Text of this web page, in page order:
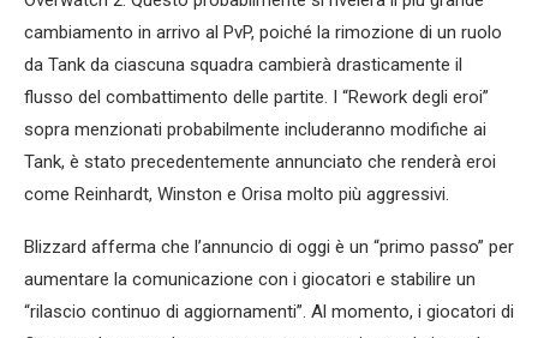
cambiamento in arrivo al PvP, poiché la rimozione di un ruolo
da Tank da ciascuna squadra cambierà drasticamente il
flusso del combattimento delle partite. I “Rework degli eroi”
sopra menzionati probabilmente includeranno modifiche ai
Tank, è stato precedentemente annunciato che renderà eroi
come Reinhardt, Winston e Orisa molto più aggressivi.
Blizzard afferma che l’annuncio di oggi è un “primo passo” per
aumentare la comunicazione con i giocatori e stabilire un
“rilascio continuo di aggiornamenti”. Al momento, i giocatori di